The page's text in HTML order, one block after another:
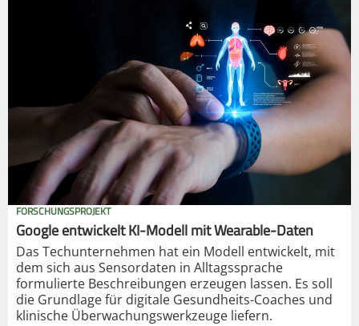
FORSCHUNGSPROJEKT
Google entwickelt KI-Modell mit Wearable-Daten
Das Techunternehmen hat ein Modell entwickelt, mit
dem sich aus Sensordaten in Alltagssprache
formulierte Beschreibungen erzeugen lassen. Es soll
die Grundlage für digitale Gesundheits-Coaches und
klinische Überwachungswerkzeuge liefern.